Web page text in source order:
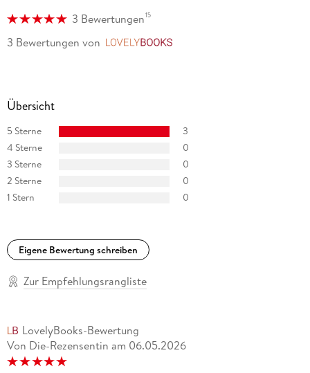
3 Bewertungen15
3 Bewertungen von
Übersicht
5 Sterne
3
4 Sterne
0
3 Sterne
0
2 Sterne
0
1 Stern
0
Eigene Bewertung schreiben
Zur Empfehlungsrangliste
LovelyBooks-Bewertung
Von Die-Rezensentin am 06.05.2026